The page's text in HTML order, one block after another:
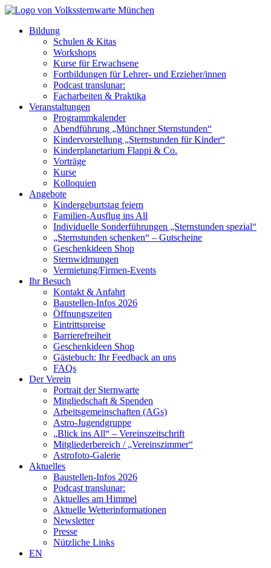
Bildung
Schulen & Kitas
Workshops
Kurse für Erwachsene
Fortbildungen für Lehrer- und Erzieher/innen
Podcast translunar:
Facharbeiten & Praktika
Veranstaltungen
Programmkalender
Abendführung „Münchner Sternstunden“
Kindervorstellung „Sternstunden für Kinder“
Kinderplanetarium Flappi & Co.
Vorträge
Kurse
Kolloquien
Angebote
Kindergeburtstag feiern
Familien-Ausflug ins All
Individuelle Sonderführungen „Sternstunden spezial“
„Sternstunden schenken“ – Gutscheine
Geschenkideen Shop
Sternwidmungen
Vermietung/Firmen-Events
Ihr Besuch
Kontakt & Anfahrt
Baustellen-Infos 2026
Öffnungszeiten
Eintrittspreise
Barrierefreiheit
Geschenkideen Shop
Gästebuch: Ihr Feedback an uns
FAQs
Der Verein
Portrait der Sternwarte
Mitgliedschaft & Spenden
Arbeitsgemeinschaften (AGs)
Astro-Jugendgruppe
„Blick ins All“ – Vereinszeitschrift
Mitgliederbereich / „Vereinszimmer“
Astrofoto-Galerie
Aktuelles
Baustellen-Infos 2026
Podcast translunar:
Aktuelles am Himmel
Aktuelle Wetterinformationen
Newsletter
Presse
Nützliche Links
EN